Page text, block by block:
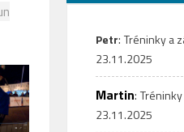
Petr: Tréninky a
23.11.2025
Martin:
23.11.2025